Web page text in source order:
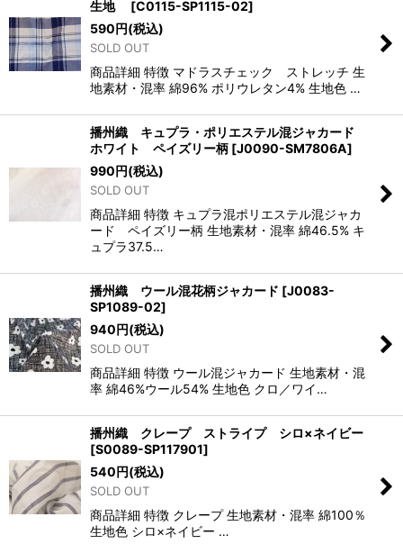
生地
[C0115-SP1115-02]
590円(税込)
SOLD OUT
商品詳細 特徴 マドラスチェック ストレッチ 生
地素材・混率 綿96% ポリウレタン4% 生地色 …
播州織 キュプラ・ポリエステル混ジャカード
ホワイト ペイズリー柄 [J0090-SM7806A]
990円(税込)
SOLD OUT
商品詳細 特徴 キュプラ混ポリエステル混ジャカ
ード ペイズリー柄 生地素材・混率 綿46.5% キ
ュプラ37.5…
播州織 ウール混花柄ジャカード [J0083-
SP1089-02]
940円(税込)
SOLD OUT
商品詳細 特徴 ウール混ジャカード 生地素材・混
率 綿46%ウール54% 生地色 クロ／ワイ…
播州織 クレープ ストライプ シロ×ネイビー
[S0089-SP117901]
540円(税込)
SOLD OUT
商品詳細 特徴 クレープ 生地素材・混率 綿100％
生地色 シロ×ネイビー …